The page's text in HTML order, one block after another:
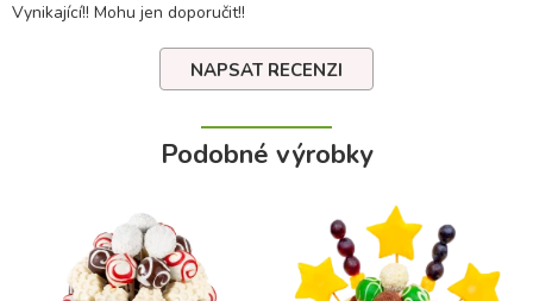
Vynikající!! Mohu jen doporučit!!
NAPSAT RECENZI
Podobné výrobky